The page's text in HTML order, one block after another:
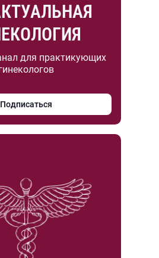
для практикующих
Подписаться